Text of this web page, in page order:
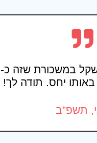
יחס. תודה לך!
תשפ”ב